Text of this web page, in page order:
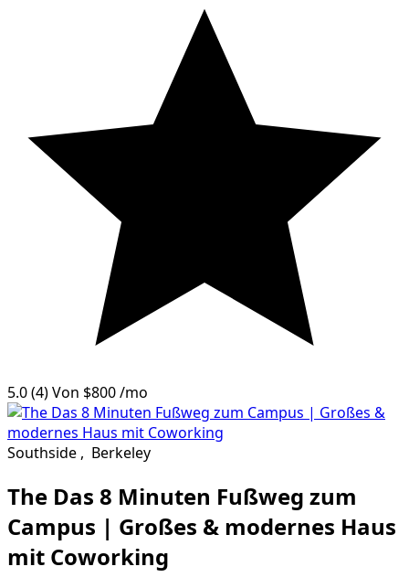
5.0(4)Von $800/mo
Southside , Berkeley
The Das 8 Minuten Fußweg zum
Campus | Großes & modernes Haus
mit Coworking